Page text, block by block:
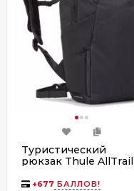
Туристический
рюкзак Thule AllTrail
Obsidian
+677 БАЛЛОВ!